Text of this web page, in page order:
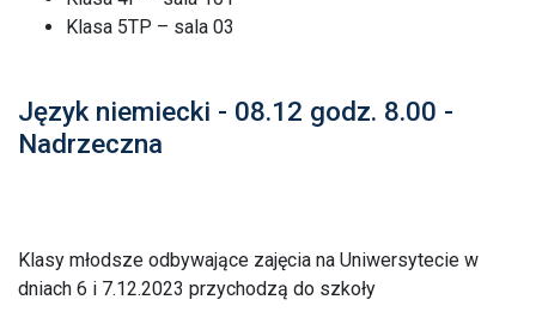
Klasa 5TP – sala 03
Język niemiecki - 08.12 godz. 8.00 -
Nadrzeczna
Klasy młodsze odbywające zajęcia na Uniwersytecie w
dniach 6 i 7.12.2023 przychodzą do szkoły